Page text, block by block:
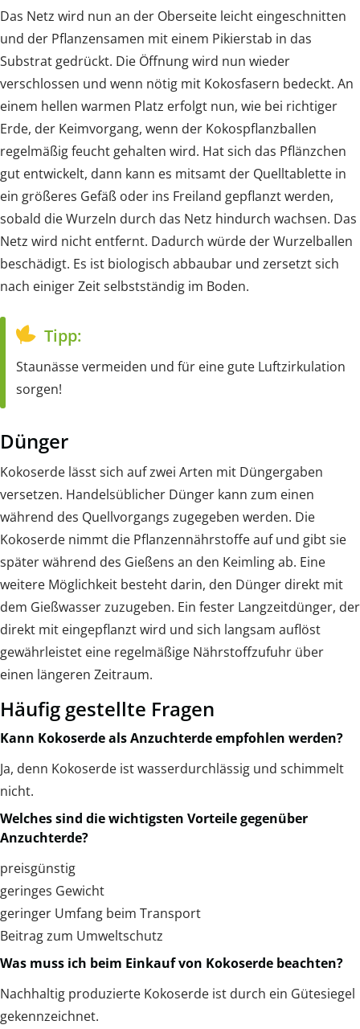
Das Netz wird nun an der Oberseite leicht eingeschnitten
und der Pflanzensamen mit einem Pikierstab in das
Substrat gedrückt. Die Öffnung wird nun wieder
verschlossen und wenn nötig mit Kokosfasern bedeckt. An
einem hellen warmen Platz erfolgt nun, wie bei richtiger
Erde, der Keimvorgang, wenn der Kokospflanzballen
regelmäßig feucht gehalten wird. Hat sich das Pflänzchen
gut entwickelt, dann kann es mitsamt der Quelltablette in
ein größeres Gefäß oder ins Freiland gepflanzt werden,
sobald die Wurzeln durch das Netz hindurch wachsen. Das
Netz wird nicht entfernt. Dadurch würde der Wurzelballen
beschädigt. Es ist biologisch abbaubar und zersetzt sich
nach einiger Zeit selbstständig im Boden.
Tipp:
Staunässe vermeiden und für eine gute Luftzirkulation
sorgen!
Dünger
Kokoserde lässt sich auf zwei Arten mit Düngergaben
versetzen. Handelsüblicher Dünger kann zum einen
während des Quellvorgangs zugegeben werden. Die
Kokoserde nimmt die Pflanzennährstoffe auf und gibt sie
später während des Gießens an den Keimling ab. Eine
weitere Möglichkeit besteht darin, den Dünger direkt mit
dem Gießwasser zuzugeben. Ein fester Langzeitdünger, der
direkt mit eingepflanzt wird und sich langsam auflöst
gewährleistet eine regelmäßige Nährstoffzufuhr über
einen längeren Zeitraum.
Häufig gestellte Fragen
Kann Kokoserde als Anzuchterde empfohlen werden?
Ja, denn Kokoserde ist wasserdurchlässig und schimmelt
nicht.
Welches sind die wichtigsten Vorteile gegenüber
Anzuchterde?
preisgünstig
geringes Gewicht
geringer Umfang beim Transport
Beitrag zum Umweltschutz
Was muss ich beim Einkauf von Kokoserde beachten?
Nachhaltig produzierte Kokoserde ist durch ein Gütesiegel
gekennzeichnet.